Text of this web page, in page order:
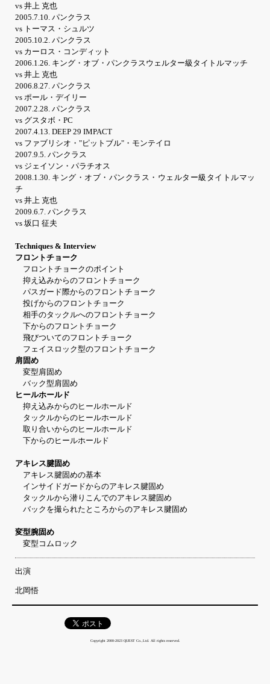
vs 井上 克也
2005.7.10. パンクラス
vs トーマス・シュルツ
2005.10.2. パンクラス
vs カーロス・コンディット
2006.1.26. キング・オブ・パンクラスウェルター級タイトルマッチ
vs 井上 克也
2006.8.27. パンクラス
vs ポール・デイリー
2007.2.28. パンクラス
vs グスタボ・PC
2007.4.13. DEEP 29 IMPACT
vs ファブリシオ・"ピットブル"・モンテイロ
2007.9.5. パンクラス
vs ジェイソン・パラチオス
2008.1.30. キング・オブ・パンクラス・ウェルター級タイトルマッ
チ
vs 井上 克也
2009.6.7. パンクラス
vs 坂口 征夫
Techniques & Interview
フロントチョーク
フロントチョークのポイント
抑え込みからのフロントチョーク
パスガード際からのフロントチョーク
投げからのフロントチョーク
相手のタックルへのフロントチョーク
下からのフロントチョーク
飛びついてのフロントチョーク
フェイスロック型のフロントチョーク
肩固め
変型肩固め
バック型肩固め
ヒールホールド
抑え込みからのヒールホールド
タックルからのヒールホールド
取り合いからのヒールホールド
下からのヒールホールド
アキレス腱固め
アキレス腱固めの基本
インサイドガードからのアキレス腱固め
タックルから潜りこんでのアキレス腱固め
バックを撮られたところからのアキレス腱固め
変型腕固め
変型コムロック
出演
北岡悟
Copyright 2000-2023 QUEST Co.,Ltd. All rights reserved.